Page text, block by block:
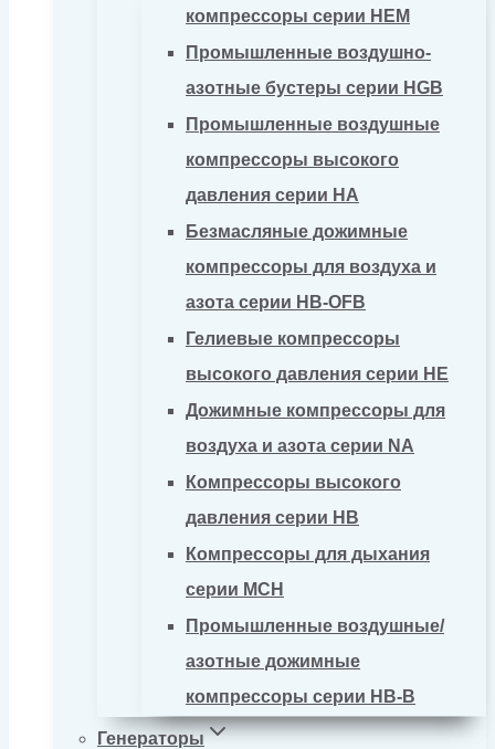
компрессоры серии HEM
Промышленные воздушно-
азотные бустеры серии HGB
Промышленные воздушные
компрессоры высокого
давления серии HA
Безмасляные дожимные
компрессоры для воздуха и
азота серии HB-OFB
Гелиевые компрессоры
высокого давления серии HE
Дожимные компрессоры для
воздуха и азота серии NA
Компрессоры высокого
давления серии HB
Компрессоры для дыхания
серии MCH
Промышленные воздушные/
азотные дожимные
компрессоры серии HB-B
Генераторы